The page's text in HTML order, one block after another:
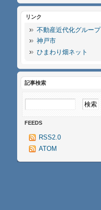
リンク
不動産近代化グループ
神戸市
ひまわり畑ネット
記事検索
FEEDS
RSS2.0
ATOM